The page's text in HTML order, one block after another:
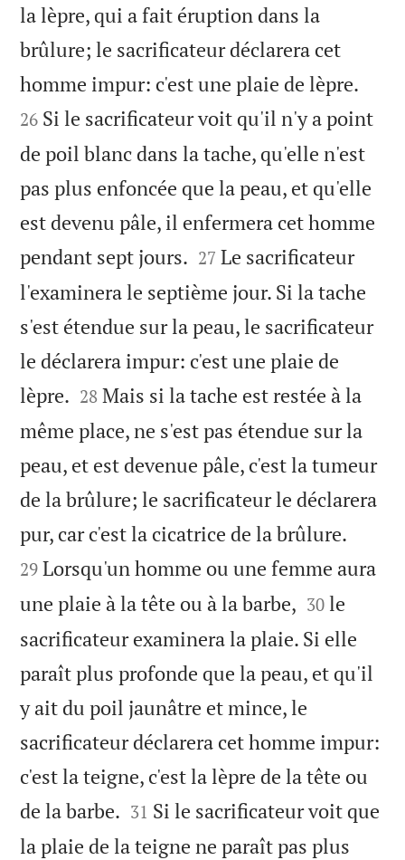
la lèpre, qui a fait éruption dans la
brûlure; le sacrificateur déclarera cet
homme impur: c'est une plaie de lèpre.
26 Si le sacrificateur voit qu'il n'y a point
de poil blanc dans la tache, qu'elle n'est
pas plus enfoncée que la peau, et qu'elle
est devenu pâle, il enfermera cet homme
pendant sept jours. 

27 Le sacrificateur
l'examinera le septième jour. Si la tache
s'est étendue sur la peau, le sacrificateur
le déclarera impur: c'est une plaie de
lèpre. 

28 Mais si la tache est restée à la
même place, ne s'est pas étendue sur la
peau, et est devenue pâle, c'est la tumeur
de la brûlure; le sacrificateur le déclarera
pur, car c'est la cicatrice de la brûlure.
29 Lorsqu'un homme ou une femme aura
une plaie à la tête ou à la barbe, 

30 le
sacrificateur examinera la plaie. Si elle
paraît plus profonde que la peau, et qu'il
y ait du poil jaunâtre et mince, le
sacrificateur déclarera cet homme impur:
c'est la teigne, c'est la lèpre de la tête ou
de la barbe. 

31 Si le sacrificateur voit que
la plaie de la teigne ne paraît pas plus